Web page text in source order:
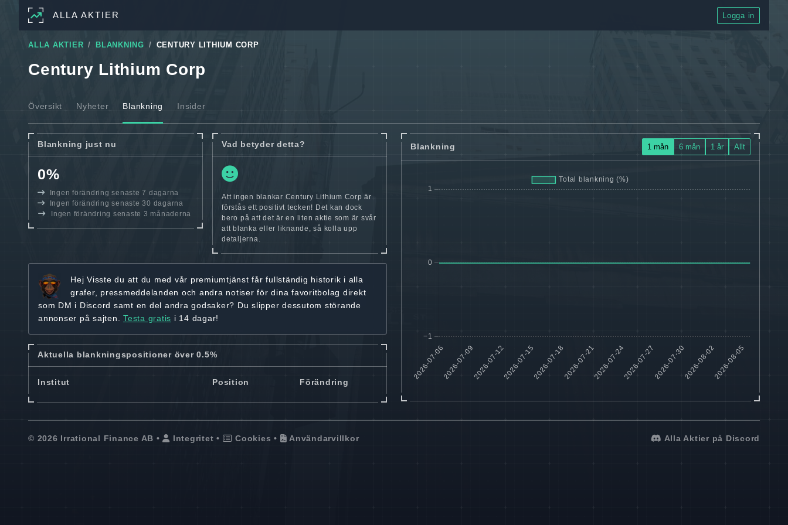
ALLA AKTIER Logga in
ALLA AKTIER BLANKNING CENTURY LITHIUM CORP
Century Lithium Corp
Översikt Nyheter Blankning Insider
Blankning just nu
0%
Ingen förändring senaste 7 dagarna
Ingen förändring senaste 30 dagarna
Ingen förändring senaste 3 månaderna
Vad betyder detta?
Att ingen blankar Century Lithium Corp är
förstås ett positivt tecken! Det kan dock
bero på att det är en liten aktie som är svår
att blanka eller liknande, så kolla upp
detaljerna.
Hej Visste du att du med vår premiumtjänst fårfullständig historik i alla
grafer, pressmeddelanden och andra notiser för dina favoritbolag direkt
som DM i Discord samt en del andra godsaker? Du slipper dessutom störande
annonser på sajten. Testa gratis i 14 dagar!
Aktuella blankningspositioner över 0.5%
Institut Position Förändring
Blankning 1 mån 6 mån 1 år Allt
© 2026 Irrational Finance AB • Integritet • Cookies • Användarvillkor Alla Aktier på Discord